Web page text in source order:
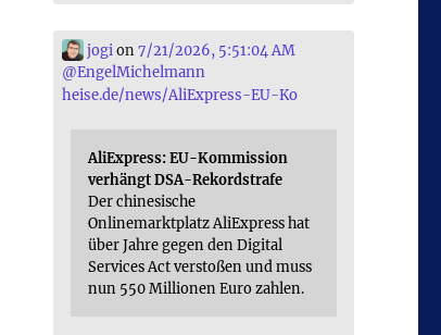
jogion7/21/2026, 5:51:04 AM
@EngelMichelmann
heise.de/news/AliExpress-EU-Ko
AliExpress: EU-Kommission
verhängt DSA-Rekordstrafe
Der chinesische
Onlinemarktplatz AliExpress hat
über Jahre gegen den Digital
Services Act verstoßen und muss
nun 550 Millionen Euro zahlen.